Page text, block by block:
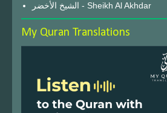
الشيخ الأخضر - Sheikh Al Akhdar
My Quran Translations